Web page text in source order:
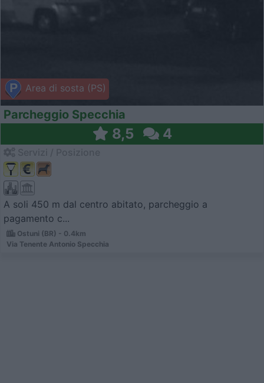
Area di sosta (PS)
Parcheggio Specchia
8,5 4
A soli 450 m dal centro abitato, parcheggio a
pagamento c...
Ostuni (BR) - 0.4km
Via Tenente Antonio Specchia